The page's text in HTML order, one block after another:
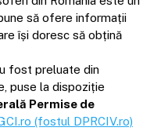
să ofere informații
își doresc să obțină
fost preluate din
puse la dispoziție
Permise de
(fostul DPRCIV.ro)